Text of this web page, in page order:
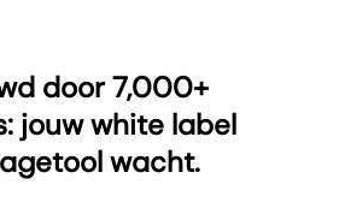
tool stelt je in staat om
gepersonaliseerde rapporten
niet alleen jouw merk
ook de waarde van je
voor klanten duidelijk aantonen.
rapport in je eigen huisstijl
bureau naar voren en
op een manier die past bij je
waardevolle inzichten te delen
ligt in jouw handen.
door 7,000+
jouw white label
wacht.